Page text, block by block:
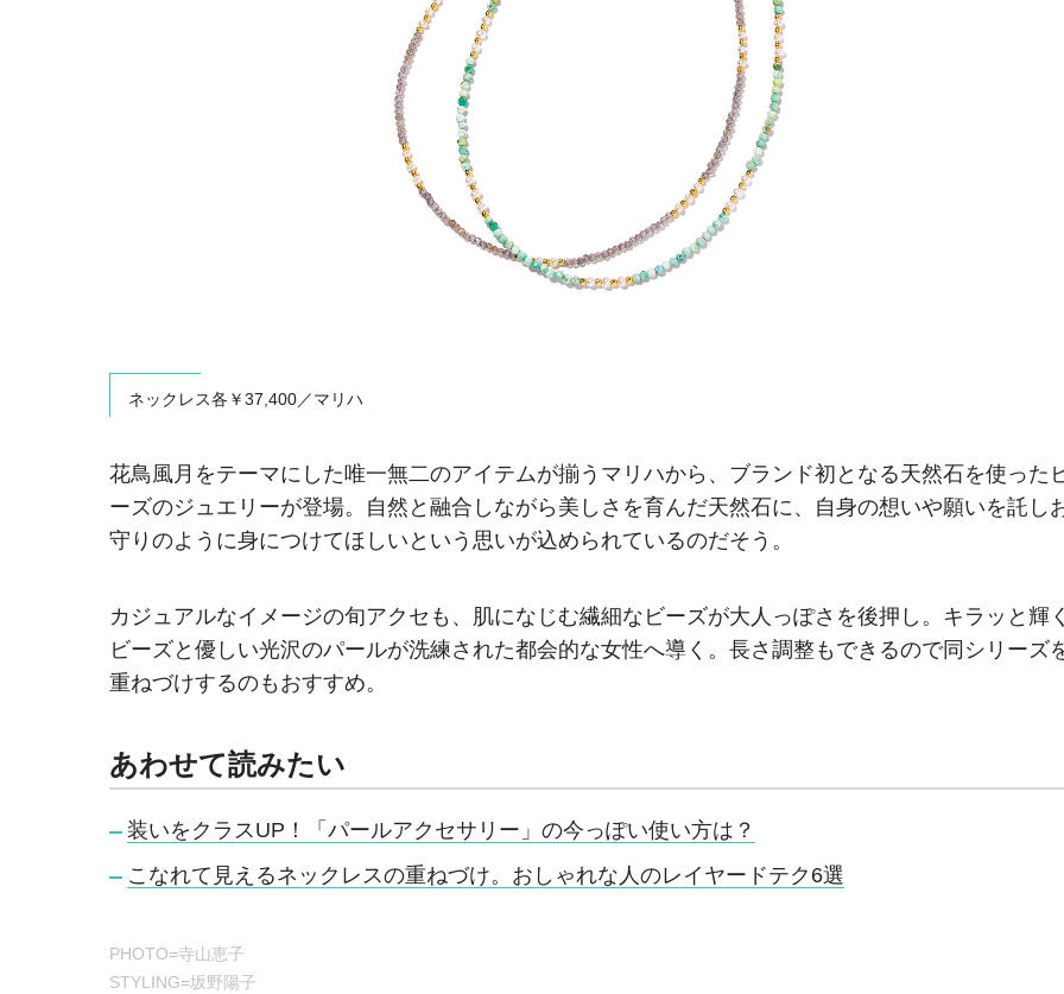
ネックレス各￥37,400／マリハ
花鳥風月をテーマにした唯一無二のアイテムが揃うマリハから、ブランド初となる天然石を使った
ーズのジュエリーが登場。自然と融合しながら美しさを育んだ天然石に、自身の想いや願いを託し
守りのように身につけてほしいという思いが込められているのだそう。
カジュアルなイメージの旬アクセも、肌になじむ繊細なビーズが大人っぽさを後押し。キラッと輝
ビーズと優しい光沢のパールが洗練された都会的な女性へ導く。長さ調整もできるので同シリーズ
重ねづけするのもおすすめ。
あわせて読みたい
装いをクラスUP！「パールアクセサリー」の今っぽい使い方は？
こなれて見えるネックレスの重ねづけ。おしゃれな人のレイヤードテク6選
PHOTO=寺山恵子
STYLING=坂野陽子